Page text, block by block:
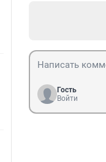
Гость
Войти